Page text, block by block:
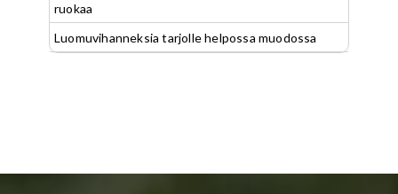
ruokaa
Luomuvihanneksia tarjolle helpossa muodossa